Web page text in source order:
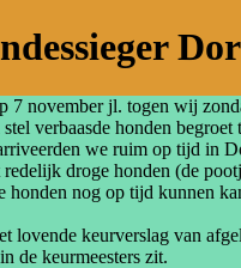
november jl. togen wij
verbaasde honden
we ruim op tijd in
droge honden (de
honden nog op tijd kunnen
lovende keurverslag van
de keurmeesters zit.